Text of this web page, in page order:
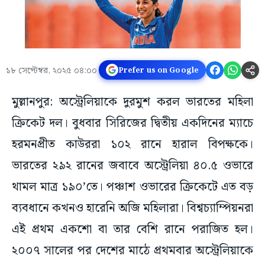
১৮ সেপ্টেম্বর, ২০২৫ ০৪:০০ Prefer us on Google
মুল্লানপুর: অস্ট্রেলিয়াকে দুরমুশ করল ভারতের মহিলা
ক্রিকেট দল। বুধবার সিরিজের দ্বিতীয় একদিনের ম্যাচে
হরমনপ্রীত কাউররা ১০২ রানে হারাল বিপক্ষকে।
ভারতের ২৯২ রানের জবাবে অস্ট্রেলিয়া ৪০.৫ ওভারে
থামল মাত্র ১৯০’তে। পঞ্চাশ ওভারের ক্রিকেটে এত বড়
ব্যবধানে কখনও হারেনি অজি মহিলারা। বিশ্বচ্যাম্পিয়নরা
এই প্রথম একশো বা তার বেশি রানে পরাজিত হল।
২০০৭ সালের পর দেশের মাঠে প্রথমবার অস্ট্রেলিয়াকে